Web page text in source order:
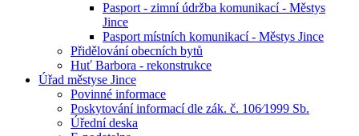
Pasport - zimní údržba komunikací - Městys
Jince
Pasport místních komunikací - Městys Jince
Přidělování obecních bytů
Huť Barbora - rekonstrukce
Úřad městyse Jince
Povinné informace
Poskytování informací dle zák. č. 106⁄1999 Sb.
Úřední deska